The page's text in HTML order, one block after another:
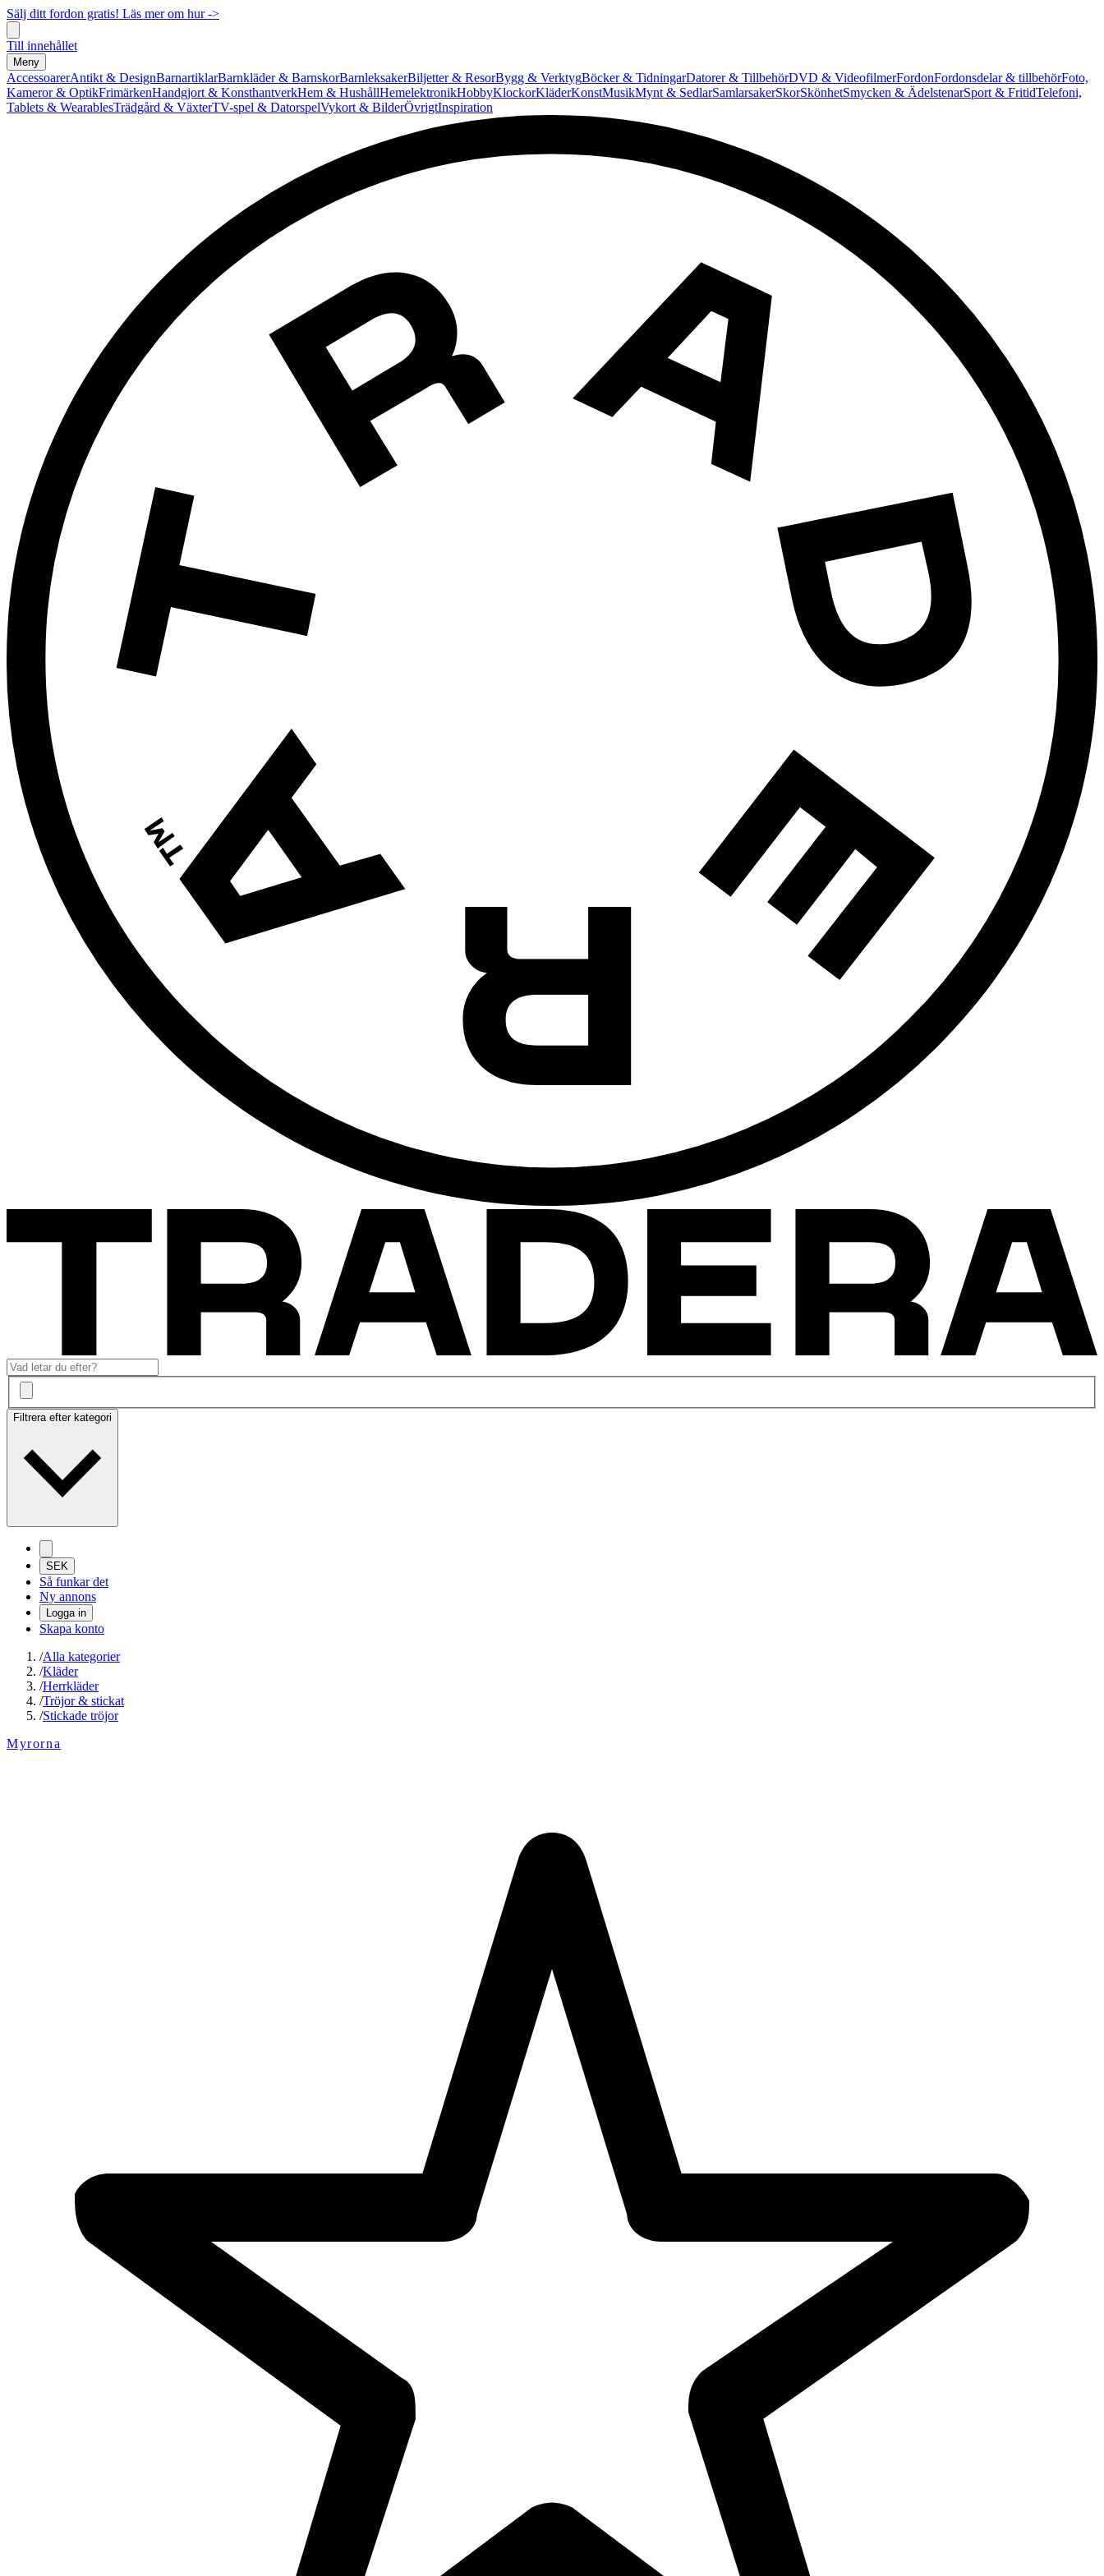
Sälj ditt fordon gratis! Läs mer om hur ->
Till innehållet
Meny
AccessoarerAntikt & DesignBarnartiklarBarnkläder & BarnskorBarnleksakerBiljetter & ResorBygg & VerktygBöcker & TidningarDatorer & TillbehörDVD & VideofilmerFordonFordonsdelar & tillbehörFoto,
Kameror & OptikFrimärkenHandgjort & KonsthantverkHem & HushållHemelektronikHobbyKlockorKläderKonstMusikMynt & SedlarSamlarsakerSkorSkönhetSmycken & ÄdelstenarSport & FritidTelefoni,
Tablets & WearablesTrädgård & VäxterTV-spel & DatorspelVykort & BilderÖvrigtInspiration
Filtrera efter kategori
SEK
Så funkar det
Ny annons
Logga in
Skapa konto
/Alla kategorier
/Kläder
/Herrkläder
/Tröjor & stickat
/Stickade tröjor
Myrorna